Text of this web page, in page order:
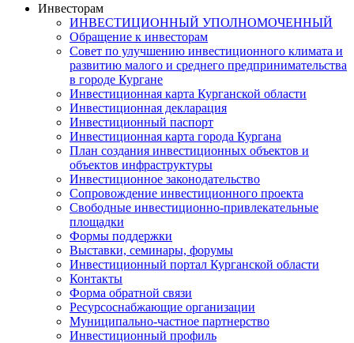
Инвесторам
ИНВЕСТИЦИОННЫЙ УПОЛНОМОЧЕННЫЙ
Обращение к инвесторам
Совет по улучшению инвестиционного климата и
развитию малого и среднего предпринимательства
в городе Кургане
Инвестиционная карта Курганской области
Инвестиционная декларация
Инвестиционный паспорт
Инвестиционная карта города Кургана
План создания инвестиционных объектов и
объектов инфраструктуры
Инвестиционное законодательство
Сопровождение инвестиционного проекта
Свободные инвестиционно-привлекательные
площадки
Формы поддержки
Выставки, семинары, форумы
Инвестиционный портал Курганской области
Контакты
Форма обратной связи
Ресурсоснабжающие организации
Муниципально-частное партнерство
Инвестиционный профиль